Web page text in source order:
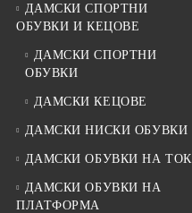
ДАМСКИ СПОРТНИ
ОБУВКИ И КЕЦОВЕ
ДАМСКИ СПОРТНИ
ОБУВКИ
ДАМСКИ КЕЦОВЕ
ДАМСКИ НИСКИ ОБУВКИ
ДАМСКИ ОБУВКИ НА ТОК
ДАМСКИ ОБУВКИ НА
ПЛАТФОРМА